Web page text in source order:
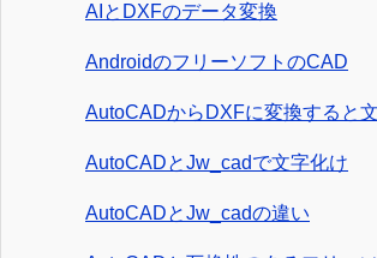
AIとDXFのデータ変換
AndroidのフリーソフトのCAD
AutoCADからDXFに変換すると
AutoCADとJw_cadで文字化け
AutoCADとJw_cadの違い